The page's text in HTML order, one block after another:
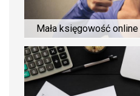
Mała księgowość